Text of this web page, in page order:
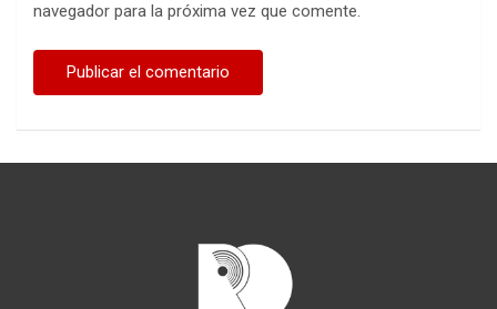
navegador para la próxima vez que comente.